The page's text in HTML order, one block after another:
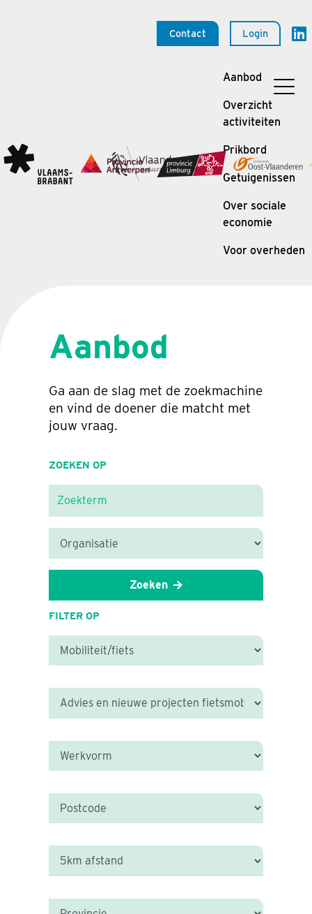
Contact Login
Aanbod
Overzicht
activiteiten
Prikbord
Getuigenissen
Over sociale
economie
Voor overheden
Aanbod
Ga aan de slag met de zoekmachine
en vind de doener die matcht met
jouw vraag.
ZOEKEN OP
Zoeken
FILTER OP